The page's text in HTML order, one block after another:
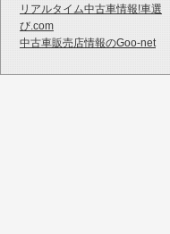
リアルタイム中古車情報!車選
び.com
中古車販売店情報のGoo-net